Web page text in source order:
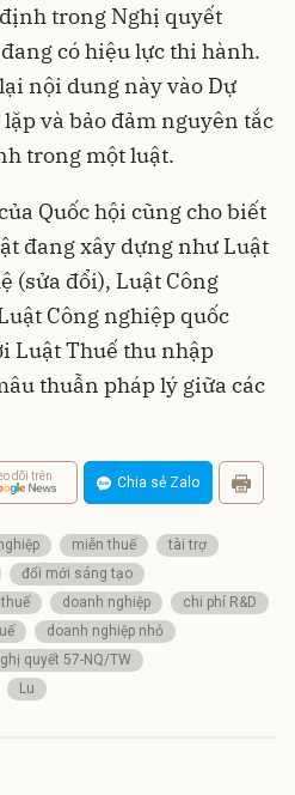
trong Nghị quyết
có hiệu lực thi hành.
nội dung này vào Dự
và bảo đảm nguyên tắc
trong một luật.
Quốc hội cũng cho biết
đang xây dựng như Luật
(sửa đổi), Luật Công
Công nghiệp quốc
Luật Thuế thu nhập
thuẫn pháp lý giữa các
dõi trên Chia sẻ Zalo
miễn thuế
tài trợ
đổi mới sáng tạo
doanh nghiệp
chi phí R&D
doanh nghiệp nhỏ
quyết 57-NQ/TW
Lu